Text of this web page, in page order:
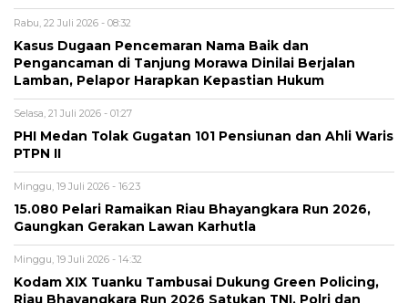
Rabu, 22 Juli 2026 - 08:32
Kasus Dugaan Pencemaran Nama Baik dan
Pengancaman di Tanjung Morawa Dinilai Berjalan
Lamban, Pelapor Harapkan Kepastian Hukum
Selasa, 21 Juli 2026 - 01:27
PHI Medan Tolak Gugatan 101 Pensiunan dan Ahli Waris
PTPN II
Minggu, 19 Juli 2026 - 16:23
15.080 Pelari Ramaikan Riau Bhayangkara Run 2026,
Gaungkan Gerakan Lawan Karhutla
Minggu, 19 Juli 2026 - 14:32
Kodam XIX Tuanku Tambusai Dukung Green Policing,
Riau Bhayangkara Run 2026 Satukan TNI, Polri dan